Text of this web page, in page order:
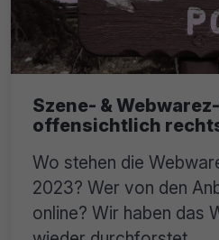
Szene- &
offensichtlich
Wo stehen die
2023? Wer von den
online? Wir haben das